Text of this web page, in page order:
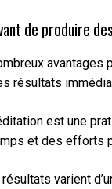
de produire
résultats
est une
et des efforts
varient